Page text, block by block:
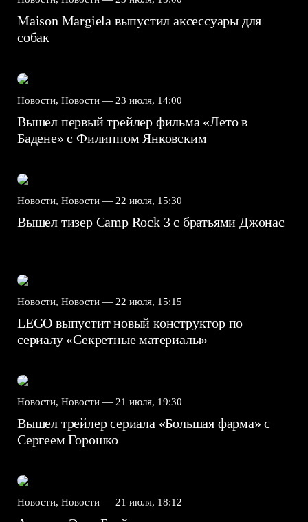
Maison Margiela выпустил аксессуары для
собак
Новости, Новости — 23 июля, 14:00
Вышел первый трейлер фильма «Лето в
Бадене» с Филиппом Янковским
Новости, Новости — 22 июля, 15:30
Вышел тизер Camp Rock 3 с братьями Джонас
Новости, Новости — 22 июля, 15:15
LEGO выпустит новый конструктор по
сериалу «Секретные материалы»
Новости, Новости — 21 июля, 19:30
Вышел трейлер сериала «Большая фарма» с
Сергеем Горошко
Новости, Новости — 21 июля, 18:12